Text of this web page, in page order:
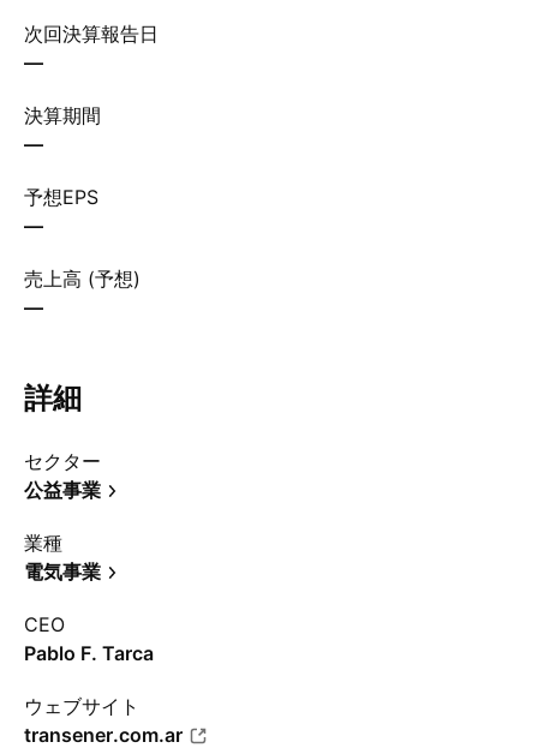
次回決算報告日
—
決算期間
—
予想EPS
—
売上高 (予想)
—
詳細
セクター
公益事業
業種
電気事業
CEO
Pablo F. Tarca
ウェブサイト
transener.com.ar